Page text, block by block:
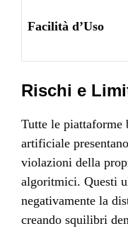
Facilità d’Uso
Rischi e
Tutte le piattaforme
artificiale
violazioni della
algoritmici. Questi
negativamente la
creando squilibri